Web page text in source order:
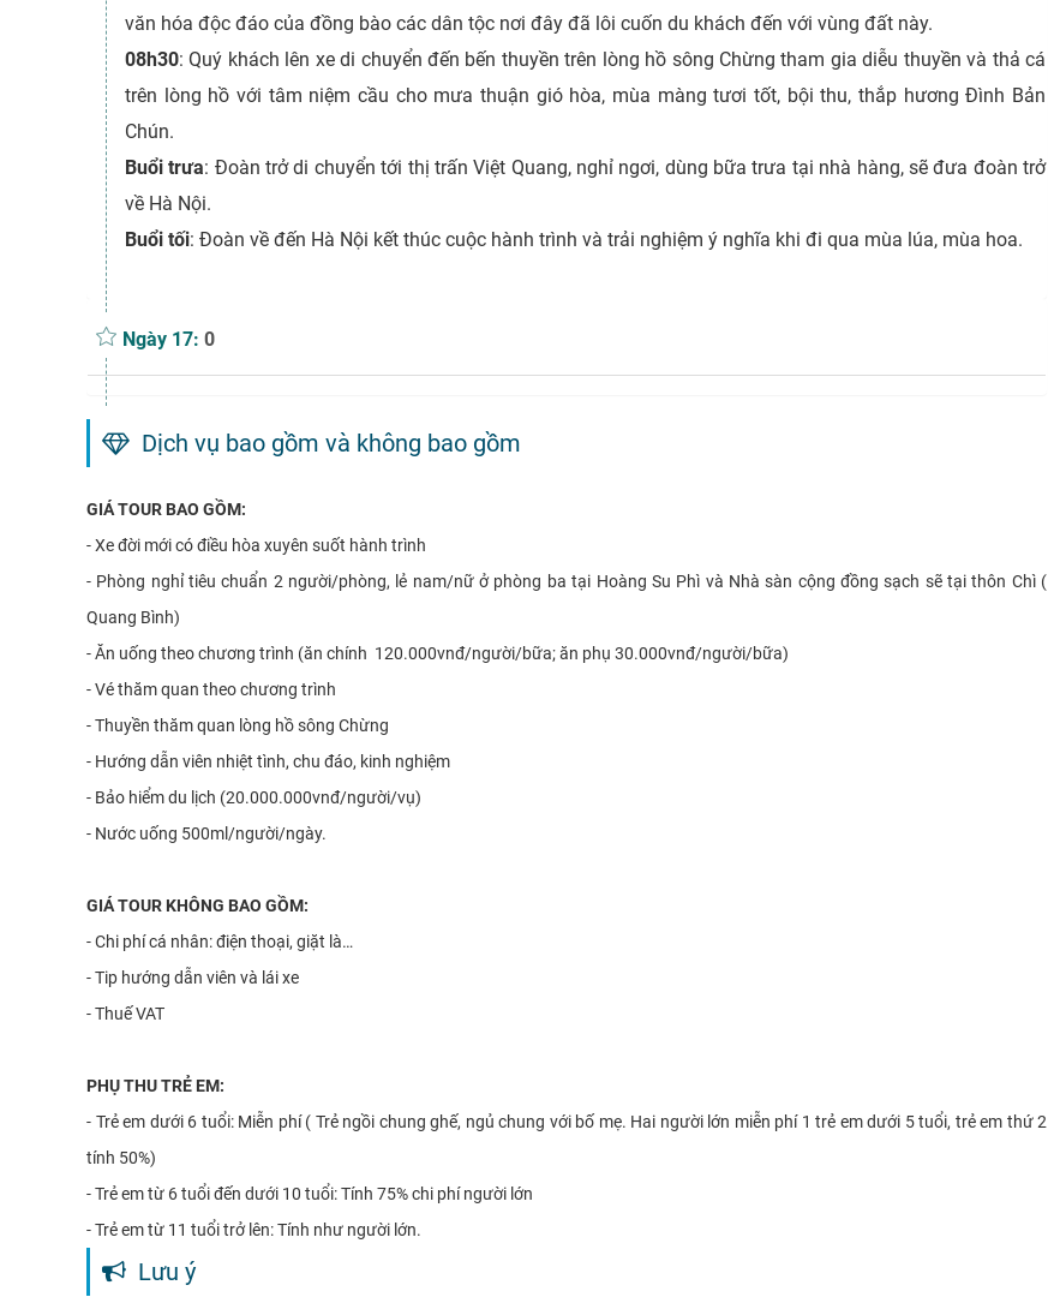
văn hóa độc đáo của đồng bào các dân tộc nơi đây đã lôi cuốn du khách đến với vùng đất này.
08h30: Quý khách lên xe di chuyển đến bến thuyền trên lòng hồ sông Chừng tham gia diễu thuyền và thả cá
trên lòng hồ với tâm niệm cầu cho mưa thuận gió hòa, mùa màng tươi tốt, bội thu, thắp hương Đình Bản
Chún.
Buổi trưa: Đoàn trở di chuyển tới thị trấn Việt Quang, nghỉ ngơi, dùng bữa trưa tại nhà hàng, sẽ đưa đoàn trở
về Hà Nội.
Buổi tối: Đoàn về đến Hà Nội kết thúc cuộc hành trình và trải nghiệm ý nghĩa khi đi qua mùa lúa, mùa hoa.
Ngày 17: 0
Dịch vụ bao gồm và không bao gồm
GIÁ TOUR BAO GỒM:
-Xe đời mới có điều hòa xuyên suốt hành trình
- Phòng nghỉ tiêu chuẩn 2 người/phòng, lẻ nam/nữ ở phòng ba tại Hoàng Su Phì và Nhà sàn cộng đồng sạch sẽ tại thôn Chì (
Quang Bình)
-Ăn uống theo chương trình (ăn chính 120.000vnđ/người/bữa; ăn phụ 30.000vnđ/người/bữa)
-Vé thăm quan theo chương trình
-Thuyền thăm quan lòng hồ sông Chừng
- Hướng dẫn viên nhiệt tình, chu đáo, kinh nghiệm
- Bảo hiểm du lịch (20.000.000vnđ/người/vụ)
- Nước uống 500ml/người/ngày.
GIÁ TOUR KHÔNG BAO GỒM:
-Chi phí cá nhân: điện thoại, giặt là…
-Tip hướng dẫn viên và lái xe
-Thuế VAT
PHỤ THU TRẺ EM:
- Trẻ em dưới 6 tuổi: Miễn phí ( Trẻ ngồi chung ghế, ngủ chung với bố mẹ. Hai người lớn miễn phí 1 trẻ em dưới 5 tuổi, trẻ em thứ 2
tính 50%)
-Trẻ em từ 6 tuổi đến dưới 10 tuổi: Tính 75% chi phí người lớn
-Trẻ em từ 11 tuổi trở lên: Tính như người lớn.
Lưu ý